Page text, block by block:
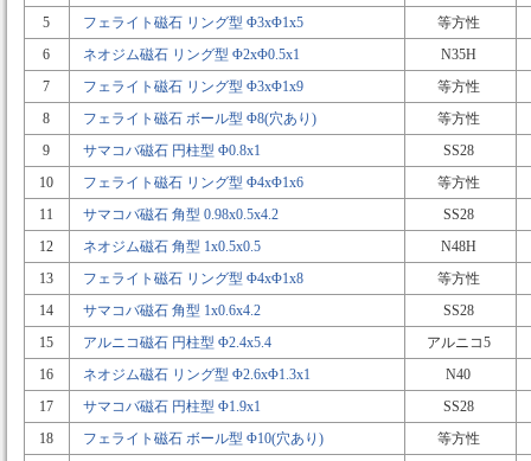
5
フェライト磁石 リング型 Φ3xΦ1x5
等方性
6
ネオジム磁石 リング型 Φ2xΦ0.5x1
N35H
7
フェライト磁石 リング型 Φ3xΦ1x9
等方性
8
フェライト磁石 ボール型 Φ8(穴あり)
等方性
9
サマコバ磁石 円柱型 Φ0.8x1
SS28
10
フェライト磁石 リング型 Φ4xΦ1x6
等方性
11
サマコバ磁石 角型 0.98x0.5x4.2
SS28
12
ネオジム磁石 角型 1x0.5x0.5
N48H
13
フェライト磁石 リング型 Φ4xΦ1x8
等方性
14
サマコバ磁石 角型 1x0.6x4.2
SS28
15
アルニコ磁石 円柱型 Φ2.4x5.4
アルニコ5
16
ネオジム磁石 リング型 Φ2.6xΦ1.3x1
N40
17
サマコバ磁石 円柱型 Φ1.9x1
SS28
18
フェライト磁石 ボール型 Φ10(穴あり)
等方性